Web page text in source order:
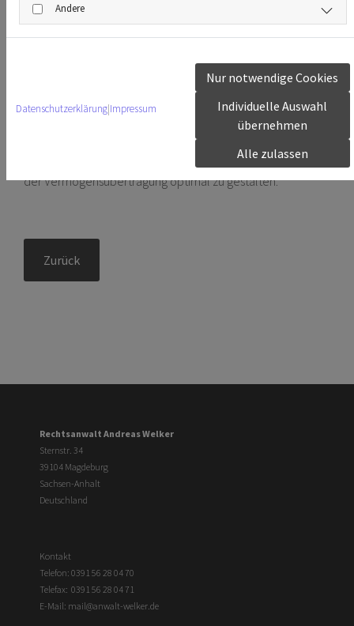
Zurück
sein.
Fazit: Eine vorausschauende Planung schützt Vermögen
Ob durch Schenkung oder Erbschaft – eine gut
durchdachte Regelung sorgt für klare Verhältnisse und
minimiert das Konfliktpotenzial innerhalb der Familie. Eine
frühzeitige Beratung durch einen Anwalt oder
Steuerberater ist daher empfehlenswert, um alle Aspekte
der Vermögensübertragung optimal zu gestalten.
Rechtsanwalt Andreas Welker
Sternstr. 34
39104 Magdeburg
Sachsen-Anhalt
Deutschland
Kontakt
Telefon: 0391 56 28 04 70
Telefax: 0391 56 28 04 71
E-Mail: mail@anwalt-welker.de
Andere
Datenschutzerklärung|Impressum
Nur notwendige Cookies
Individuelle Auswahl
übernehmen
Alle zulassen